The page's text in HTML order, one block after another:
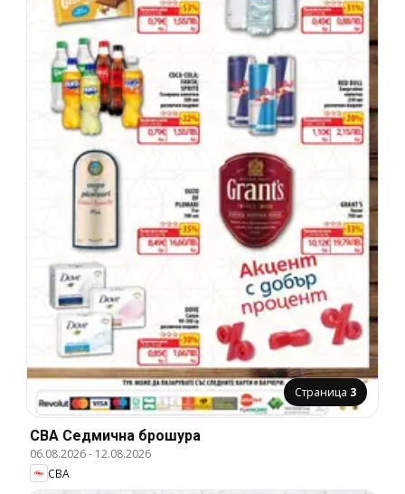
Страница 3
CBA Cедмична брошура
06.08.2026- 12.08.2026
CBA